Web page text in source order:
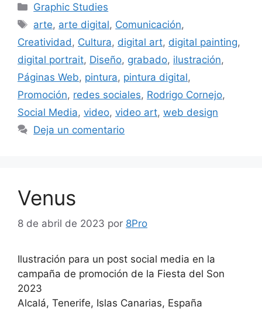
Graphic Studies
arte, arte digital, Comunicación,
Creatividad , Cultura, digital art, digital painting,
digital portrait, Diseño, grabado, ilustración,
Páginas Web, pintura, pintura digital,
Promoción, redes sociales, Rodrigo Cornejo,
Social Media, video, video art, web design
Deja un comentario
Venus
8 de abril de 2023 por 8Pro
Ilustración para un post social media en la
campaña de promoción de la Fiesta del Son
2023
Alcalá, Tenerife, Islas Canarias, España